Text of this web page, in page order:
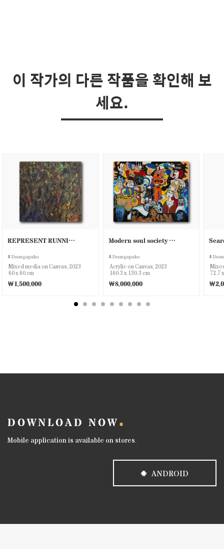
이 작가의 다른 작품을 확인해 보
세요.
REPRESENT RUNNING
Doongapako
Mixed media on Canvas, 2023
60 x 60 cm
￦1,500,000
Modern soul society (ELIXIR)
Doongapako
Acrylic on Canvas, 2023
160.3 x 130.3 cm
￦8,000,000
72.7
￦
DOWNLOAD NOW
Mobile application is available on stores.
ANDROID